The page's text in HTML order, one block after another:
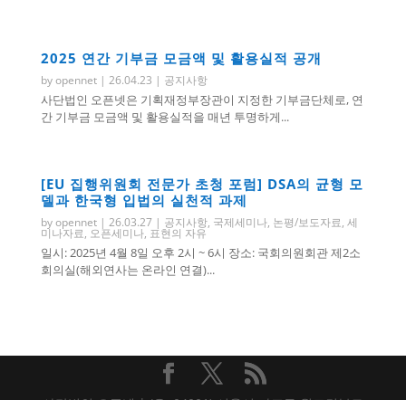
2025 연간 기부금 모금액 및 활용실적 공개
byopennet| 26.04.23 | 공지사항
사단법인 오픈넷은 기획재정부장관이 지정한 기부금단체로, 연
간 기부금 모금액 및 활용실적을 매년 투명하게...
[EU 집행위원회 전문가 초청 포럼] DSA의 균형 모
델과 한국형 입법의 실천적 과제
byopennet| 26.03.27| 공지사항, 국제세미나, 논평/보도자료, 세
미나자료, 오픈세미나, 표현의 자유
일시: 2025년 4월 8일 오후 2시 ~ 6시 장소: 국회의원회관 제2소
회의실(해외연사는 온라인 연결)...